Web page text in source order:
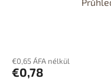
€0,65 ÁFA nélkül
€0,78